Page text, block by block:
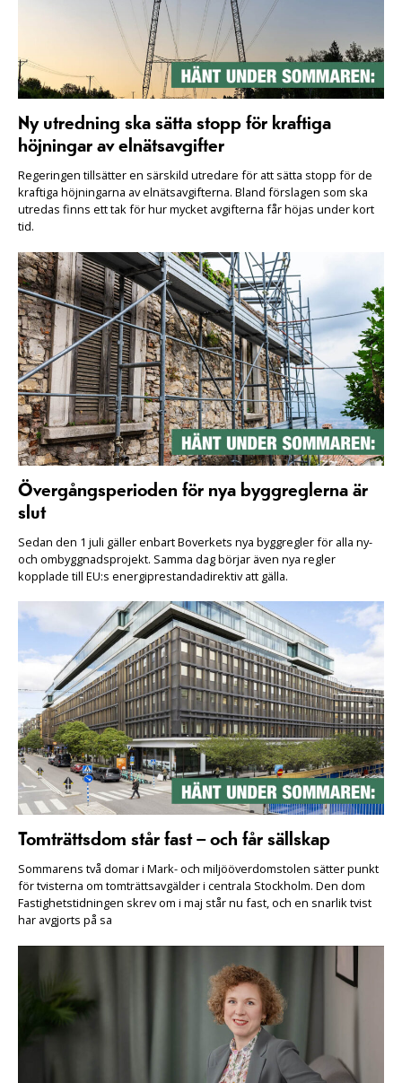
Ny utredning ska sätta stopp för kraftiga
höjningar av elnätsavgifter
Regeringen tillsätter en särskild utredare för att sätta stopp för de
kraftiga höjningarna av elnätsavgifterna. Bland förslagen som ska
utredas finns ett tak för hur mycket avgifterna får höjas under kort
tid.
Övergångsperioden för nya byggreglerna är
slut
Sedan den 1 juli gäller enbart Boverkets nya byggregler för alla ny-
och ombyggnadsprojekt. Samma dag börjar även nya regler
kopplade till EU:s energiprestandadirektiv att gälla.
Tomträttsdom står fast – och får sällskap
Sommarens två domar i Mark- och miljööverdomstolen sätter punkt
för tvisterna om tomträttsavgälder i centrala Stockholm. Den dom
Fastighetstidningen skrev om i maj står nu fast, och en snarlik tvist
har avgjorts på sa